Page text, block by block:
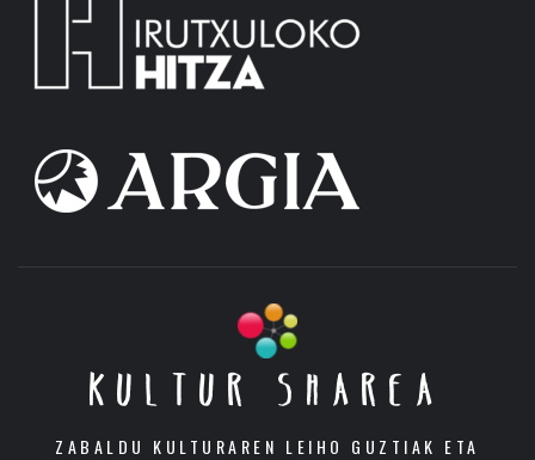
KULTUR SHAREA
ZABALDU KULTURAREN LEIHO GUZTIAK ETA